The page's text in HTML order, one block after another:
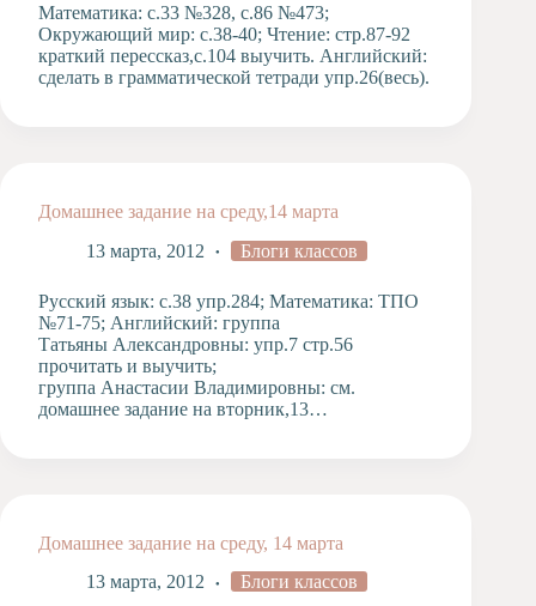
Математика: с.33 №328, с.86 №473;
Окружающий мир: с.38-40; Чтение: стр.87-92
краткий перессказ,с.104 выучить. Английский:
сделать в грамматической тетради упр.26(весь).
Домашнее задание на среду,14 марта
13 марта, 2012
Блоги классов
Русский язык: с.38 упр.284; Математика: ТПО
№71-75; Английский: группа
Татьяны Александровны: упр.7 стр.56
прочитать и выучить; ​
группа Анастасии Владимировны: см.
домашнее задание на вторник,13…
Домашнее задание на среду, 14 марта
13 марта, 2012
Блоги классов